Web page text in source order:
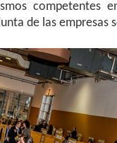
competentes
de las empresas